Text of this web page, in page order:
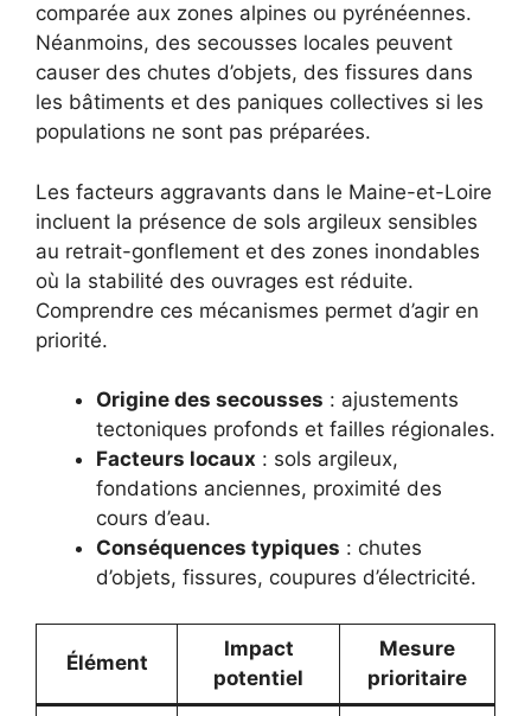
comparée aux zones alpines ou pyrénéennes.
Néanmoins, des secousses locales peuvent
causer des chutes d’objets, des fissures dans
les bâtiments et des paniques collectives si les
populations ne sont pas préparées.
Les facteurs aggravants dans le Maine-et-Loire
incluent la présence de sols argileux sensibles
au retrait-gonflement et des zones inondables
où la stabilité des ouvrages est réduite.
Comprendre ces mécanismes permet d’agir en
priorité.
Origine des secousses : ajustements
tectoniques profonds et failles régionales.
Facteurs locaux : sols argileux,
fondations anciennes, proximité des
cours d’eau.
Conséquences typiques : chutes
d’objets, fissures, coupures d’électricité.
Élément
Impact
potentiel
Mesure
prioritaire